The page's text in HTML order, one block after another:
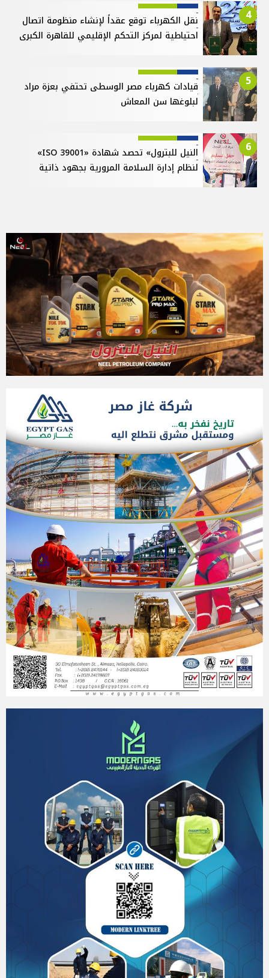
4
نقل الكهرباء توقع عقداً لإنشاء منظومة اتصال
احتياطية لمركز التحكم الإقليمي للقاهرة الكبرى
5
قيادات كهرباء مصر الوسطى تحتفي بعزة مراد
لبلوغها سن المعاش
6
النيل للبترول» تحصد شهادة «ISO 39001»
لنظام إدارة السلامة المرورية بجهود ذاتية